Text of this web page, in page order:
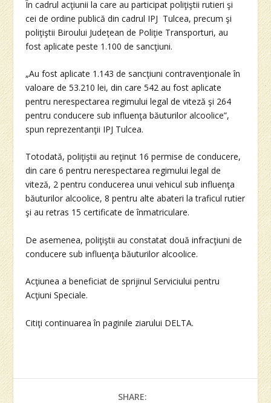
În cadrul acţiunii la care au participat poliţiştii rutieri şi
cei de ordine publică din cadrul IPJ Tulcea, precum şi
poliţiştii Biroului Judeţean de Poliţie Transporturi, au
fost aplicate peste 1.100 de sancţiuni.
„Au fost aplicate 1.143 de sancţiuni contravenţionale în
valoare de 53.210 lei, din care 542 au fost aplicate
pentru nerespectarea regimului legal de viteză şi 264
pentru conducere sub influenţa băuturilor alcoolice”,
spun reprezentanţii IPJ Tulcea.
Totodată, poliţiştii au reţinut 16 permise de conducere,
din care 6 pentru nerespectarea regimului legal de
viteză, 2 pentru conducerea unui vehicul sub influenţa
băuturilor alcoolice, 8 pentru alte abateri la traficul rutier
şi au retras 15 certificate de înmatriculare.
De asemenea, poliţiştii au constatat două infracţiuni de
conducere sub influenţa băuturilor alcoolice.
Acţiunea a beneficiat de sprijinul Serviciului pentru
Acţiuni Speciale.
Citiţi continuarea în paginile ziarului DELTA.
SHARE: